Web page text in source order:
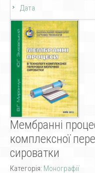
Дата
Мембранні
комплексної
сироватки
Категорія: Монографії